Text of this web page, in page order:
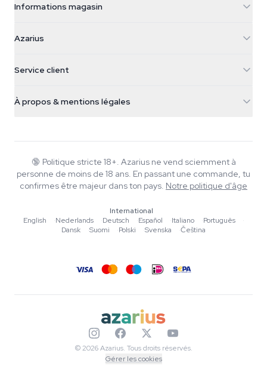
Informations magasin
Galvaniweg 11
Nederland
+31(0)204897914
Azarius
Smokeshop
Service client
Politique de retour
Politique de confidentialité
À propos & mentions légales
Wiki
Musique
Normes éditoriales
Outils & Calculateurs
🔞 Politique stricte 18+. Azarius ne vend sciemment à
personne de moins de 18 ans. En passant une commande, tu
confirmes être majeur dans ton pays. Notre politique d'âge
International
English
·Nederlands ·Deutsch ·Español ·Italiano ·Português
·
Dansk
·Suomi ·Polski ·Svenska ·Čeština
© 2026 Azarius. Tous droits réservés.
Gérer les cookies